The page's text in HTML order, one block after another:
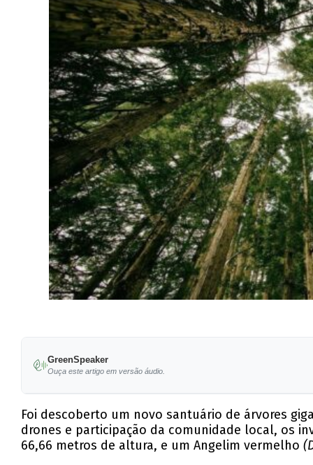
GreenSpeaker
Ouça este artigo em versão áudio.
Foi descoberto um novo santuário de árvores
drones e participação da comunidade local, os
66,66 metros de altura, e um Angelim vermelho